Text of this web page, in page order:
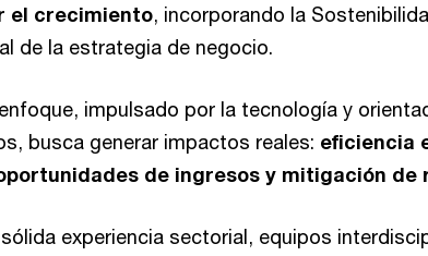
el crecimiento, incorporando la
de la estrategia de negocio.
impulsado por la tecnología y
busca generar impactos reales: eficiencia
de ingresos y mitigación de
experiencia sectorial, equipos